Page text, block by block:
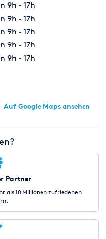
9h - 17h
9h - 17h
9h - 17h
9h - 17h
9h - 17h
Auf Google Maps ansehen
Partner
als 10 Millionen zufriedenen